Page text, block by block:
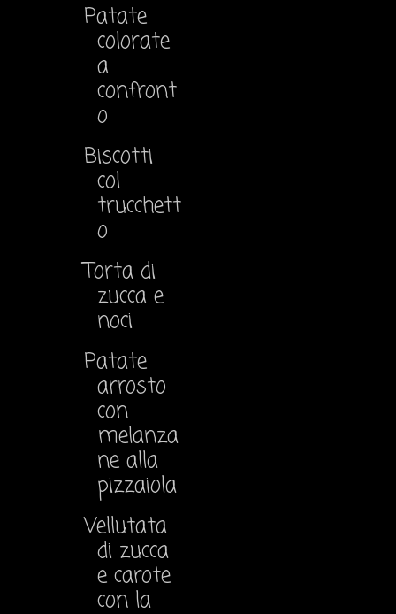
Patate
colorate
a
confront
o
Biscotti
col
trucchett
o
Torta di
zucca e
noci
Patate
arrosto
con
melanza
ne alla
pizzaiola
Vellutata
di zucca
e carote
con la